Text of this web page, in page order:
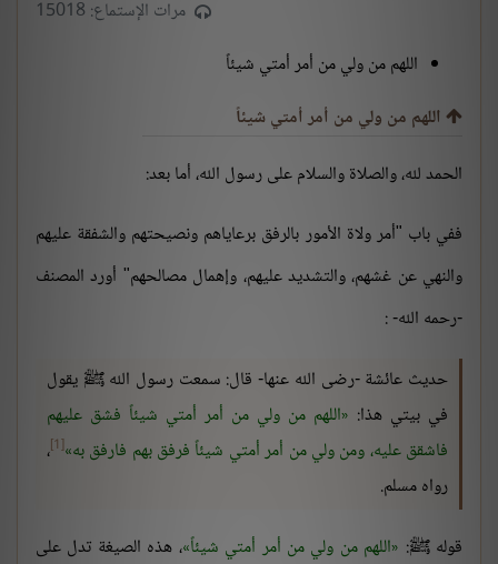
مرات الإستماع: 15018
اللهم من ولي من أمر أمتي شيئاً
اللهم من ولي من أمر أمتي شيئاً
الحمد لله، والصلاة والسلام على رسول الله، أما بعد:
ففي باب "أمر ولاة الأمور بالرفق برعاياهم ونصيحتهم والشفقة عليهم
والنهي عن غشهم، والتشديد عليهم، وإهمال مصالحهم" أورد المصنف
-رحمه الله- :
حديث عائشة -رضى الله عنها- قال: سمعت رسول الله ﷺ يقول
في بيتي هذا: اللهم من ولي من أمر أمتي شيئاً فشق عليهم
فاشقق عليه، ومن ولي من أمر أمتي شيئاً فرفق بهم فارفق به [1] ،
رواه مسلم.
قوله ﷺ: اللهم من ولي من أمر أمتي شيئاً ، هذه الصيغة تدل على